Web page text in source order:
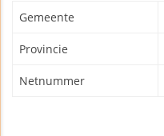
Gemeente
Provincie
Netnummer